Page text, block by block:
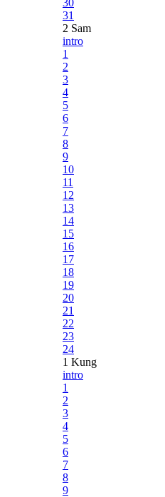
31
2 Sam
intro
1
2
3
4
5
6
7
8
9
10
11
12
13
14
15
16
17
18
19
20
21
22
23
24
1 Kung
intro
1
2
3
4
5
6
7
8
9